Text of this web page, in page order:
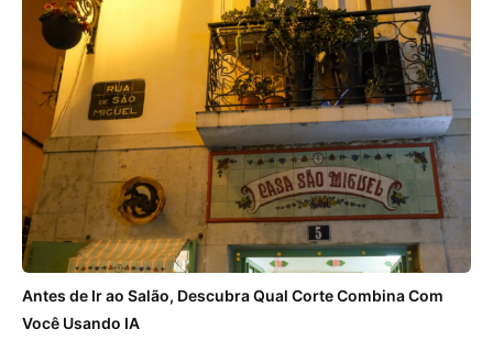
Antes de Ir ao Salão, Descubra Qual Corte Combina Com
Você Usando IA